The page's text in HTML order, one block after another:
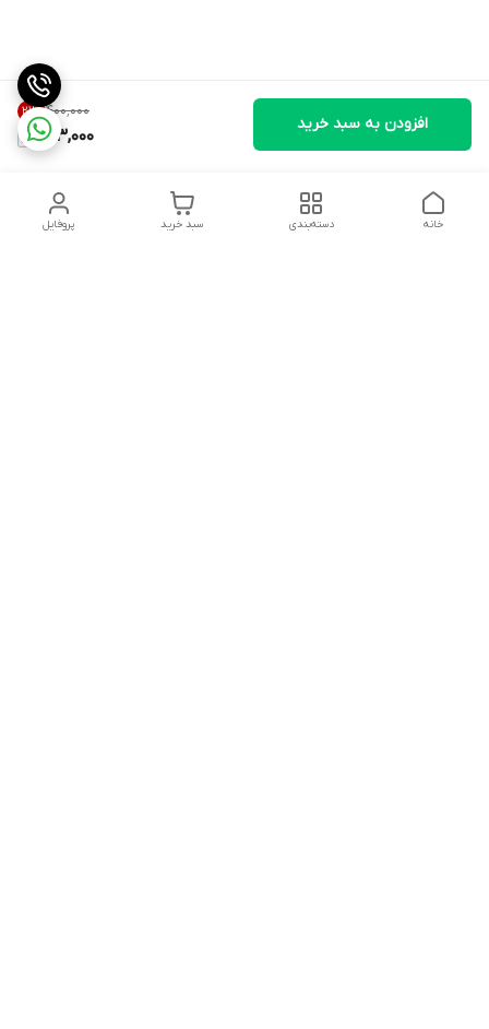
۴۰۰٬۰۰۰ 21%
313,000
افزودن به سبد خرید
پروفایل سبد خرید دسته‌بندی خانه